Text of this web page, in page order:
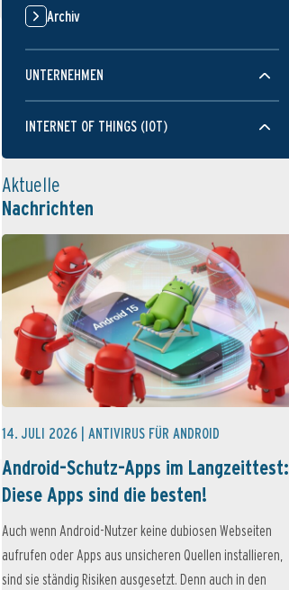
Archiv
UNTERNEHMEN
INTERNET OF THINGS (IOT)
Aktuelle
Nachrichten
14. JULI 2026 | ANTIVIRUS FÜR ANDROID
Android-Schutz-Apps im Langzeittest:
Diese Apps sind die besten!
Auch wenn Android-Nutzer keine dubiosen Webseiten
aufrufen oder Apps aus unsicheren Quellen installieren,
sind sie ständig Risiken ausgesetzt. Denn auch in den